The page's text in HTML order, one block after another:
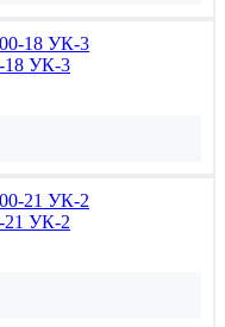
18 УК-3
21 УК-2